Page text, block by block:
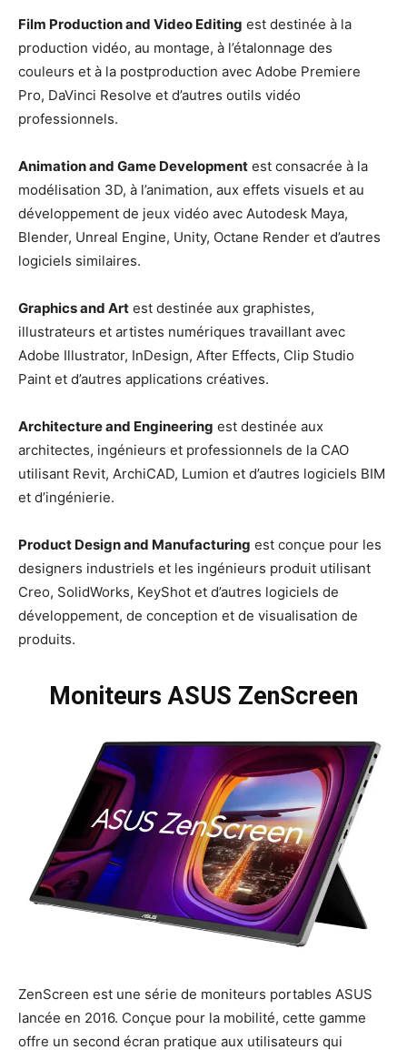
Film Production and Video Editing est destinée à la
production vidéo, au montage, à l’étalonnage des
couleurs et à la postproduction avec Adobe Premiere
Pro, DaVinci Resolve et d’autres outils vidéo
professionnels.
Animation and Game Development est consacrée à la
modélisation 3D, à l’animation, aux effets visuels et au
développement de jeux vidéo avec Autodesk Maya,
Blender, Unreal Engine, Unity, Octane Render et d’autres
logiciels similaires.
Graphics and Art est destinée aux graphistes,
illustrateurs et artistes numériques travaillant avec
Adobe Illustrator, InDesign, After Effects, Clip Studio
Paint et d’autres applications créatives.
Architecture and Engineering est destinée aux
architectes, ingénieurs et professionnels de la CAO
utilisant Revit, ArchiCAD, Lumion et d’autres logiciels BIM
et d’ingénierie.
Product Design and Manufacturing est conçue pour les
designers industriels et les ingénieurs produit utilisant
Creo, SolidWorks, KeyShot et d’autres logiciels de
développement, de conception et de visualisation de
produits.
Moniteurs ASUS ZenScreen
ZenScreen est une série de moniteurs portables ASUS
lancée en 2016. Conçue pour la mobilité, cette gamme
offre un second écran pratique aux utilisateurs qui